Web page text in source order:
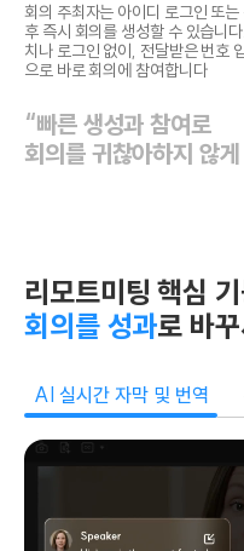
회의 주최자는 아이디 로그인 또
후 즉시 회의를 생성할 수 있습니
치나 로그인 없이, 전달받은 번호
으로 바로 회의에 참여합니다
“빠른 생성과 참여로
회의를 귀찮아하지 않
리모트미팅 핵심
회의를 성과로 바
AI 실시간 자막 및 번역